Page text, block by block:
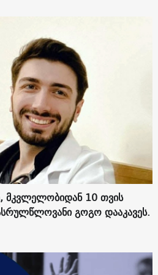
მკვლელობიდან 10 თვის
გოგო დააკავეს.